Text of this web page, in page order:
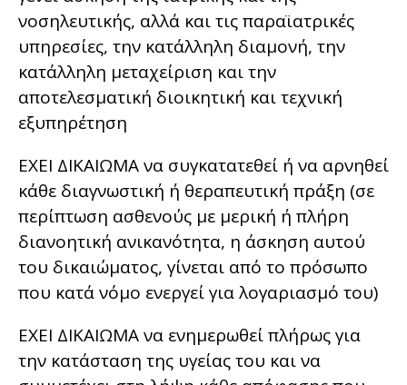
νοσηλευτικής, αλλά και τις παραϊατρικές
υπηρεσίες, την κατάλληλη διαμονή, την
κατάλληλη μεταχείριση και την
αποτελεσματική διοικητική και τεχνική
εξυπηρέτηση
ΕΧΕΙ ΔΙΚΑΙΩΜΑ να συγκατατεθεί ή να αρνηθεί
κάθε διαγνωστική ή θεραπευτική πράξη (σε
περίπτωση ασθενούς με μερική ή πλήρη
διανοητική ανικανότητα, η άσκηση αυτού
του δικαιώματος, γίνεται από το πρόσωπο
που κατά νόμο ενεργεί για λογαριασμό του)
ΕΧΕΙ ΔΙΚΑΙΩΜΑ να ενημερωθεί πλήρως για
την κατάσταση της υγείας του και να